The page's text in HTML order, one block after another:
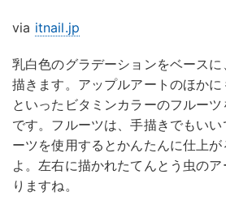
via itnail.jp
乳白色のグラデーションをベース
描きます。アップルアートのほか
といったビタミンカラーのフルー
です。フルーツは、手描きでもい
ーツを使用するとかんたんに仕上
よ。左右に描かれたてんとう虫の
りますね。